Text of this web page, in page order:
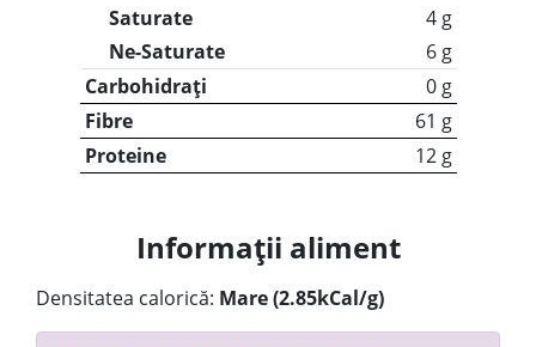
Saturate
4 g
Ne-Saturate
6 g
Carbohidrați
0 g
Fibre
61 g
Proteine
12 g
Informații aliment
Densitatea calorică: Mare (2.85kCal/g)